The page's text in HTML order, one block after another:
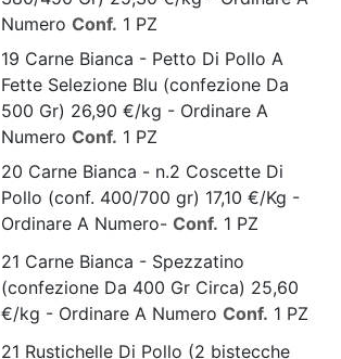
Numero Conf. 1 PZ
19 Carne Bianca - Petto Di Pollo A
Fette Selezione Blu (confezione Da
500 Gr) 26,90 €/kg - Ordinare A
Numero Conf. 1 PZ
20 Carne Bianca - n.2 Coscette Di
Pollo (conf. 400/700 gr) 17,10 €/Kg -
Ordinare A Numero- Conf. 1 PZ
21 Carne Bianca - Spezzatino
(confezione Da 400 Gr Circa) 25,60
€/kg - Ordinare A Numero Conf. 1 PZ
21 Rustichelle Di Pollo (2 bistecche